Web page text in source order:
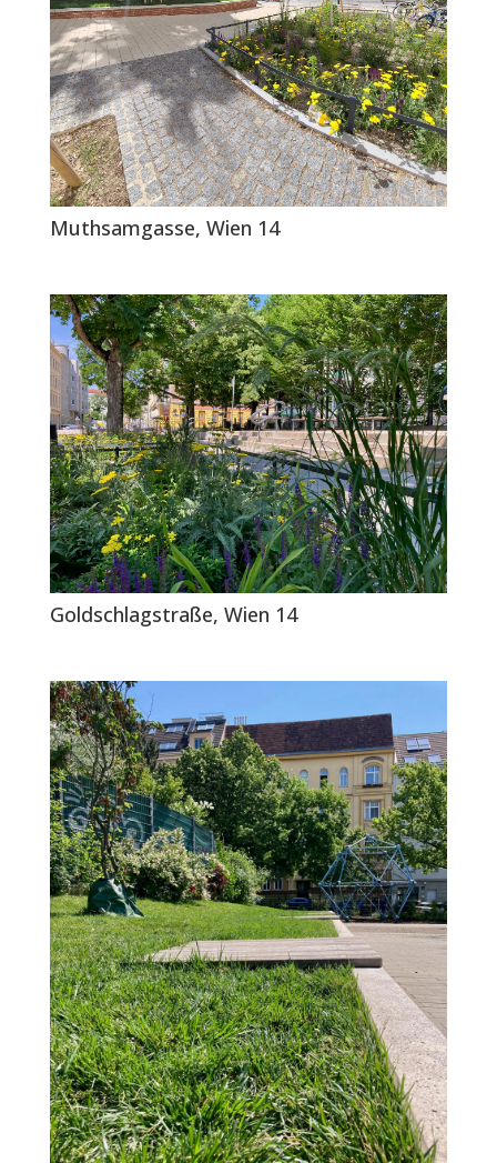
Muthsamgasse, Wien 14
Goldschlagstraße, Wien 14